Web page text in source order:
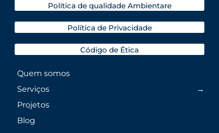
Política de qualidade Ambientare
Política de Privacidade
Código de Ética
Quem somos
Serviços
Projetos
Blog